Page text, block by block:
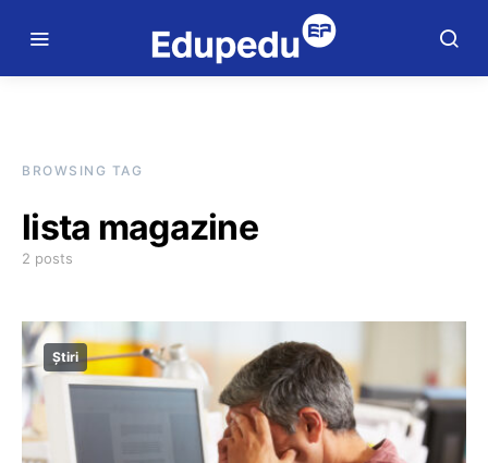
BROWSING TAG
lista magazine
2 posts
Știri